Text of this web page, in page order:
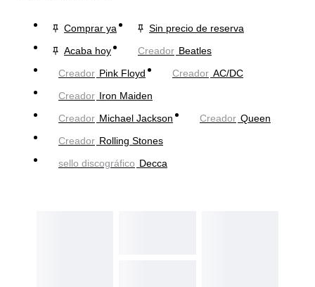
Comprar ya
Sin precio de reserva
Acaba hoy
Creador Beatles
Creador Pink Floyd Creador AC/DC
Creador Iron Maiden
Creador Michael Jackson Creador Queen
Creador Rolling Stones
sello discográfico Decca